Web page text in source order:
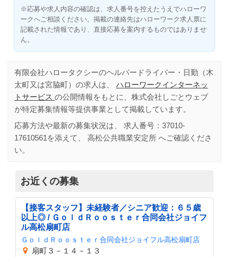
※応募や求人内容の確認は、求人番号を控えたうえでハローワ
ークへご相談ください。掲載の連絡先はハローワーク求人票に
記載された情報であり、直接応募を案内するものではありませ
ん。
有限会社ハロータクシーのヘルパードライバー・日勤（木
太町又は宮脇町）の求人は、 ハローワークインターネッ
トサービス の公開情報をもとに、株式会社しごとウェブ
が特定募集情報等提供事業として掲載しています。
応募方法や最新の募集状況は、 求人番号： 37010-
17610561 を添えて、 高松公共職業安定所 へご確認くださ
い。
お近くの募集
【接客スタッフ】未経験者／シニア歓迎：６５歳
以上◎ / ＧｏｌｄＲｏｏｓｔｅｒ合同会社ジョイフ
ル高松扇町店
ＧｏｌｄＲｏｏｓｔｅｒ合同会社ジョイフル高松扇町店
扇町３－１４－１３